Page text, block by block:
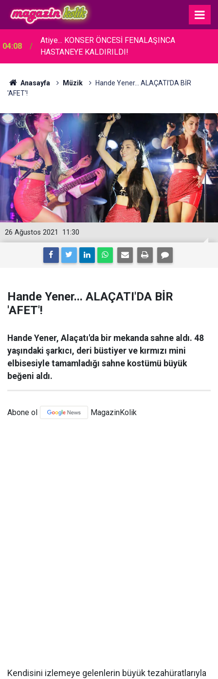
04:08
Atiye... KONSER ÖNCESİ FENALAŞINCA
HASTANEYE KALDIRILDI!
Anasayfa Müzik
Hande Yener... ALAÇATI'DA BİR
'AFET'!
11:30
26 Ağustos 2021
Hande Yener... ALAÇATI'DA BİR
'AFET'!
Hande Yener, Alaçatı'da bir mekanda sahne aldı. 48
yaşındaki şarkıcı, deri büstiyer ve kırmızı mini
elbisesiyle tamamladığı sahne kostümü büyük
beğeni aldı.
Abone ol MagazinKolik
Kendisini izlemeye gelenlerin büyük tezahüratlarıyla